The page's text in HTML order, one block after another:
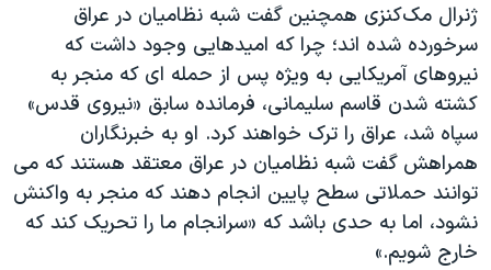
ژنرال مک‌کنزی همچنین گفت شبه نظامیان در عراق
سرخورده شده اند؛ چرا که امیدهایی وجود داشت که
نیروهای آمریکایی به ویژه پس از حمله ای که منجر به
کشته شدن قاسم سلیمانی، فرمانده سابق «نیروی قدس»
سپاه شد، عراق را ترک خواهند کرد. او به خبرنگاران
همراهش گفت شبه نظامیان در عراق معتقد هستند که می
توانند حملاتی سطح پایین انجام دهند که منجر به واکنش
نشود، اما به حدی باشد که «سرانجام ما را تحریک کند که
خارج شویم.»